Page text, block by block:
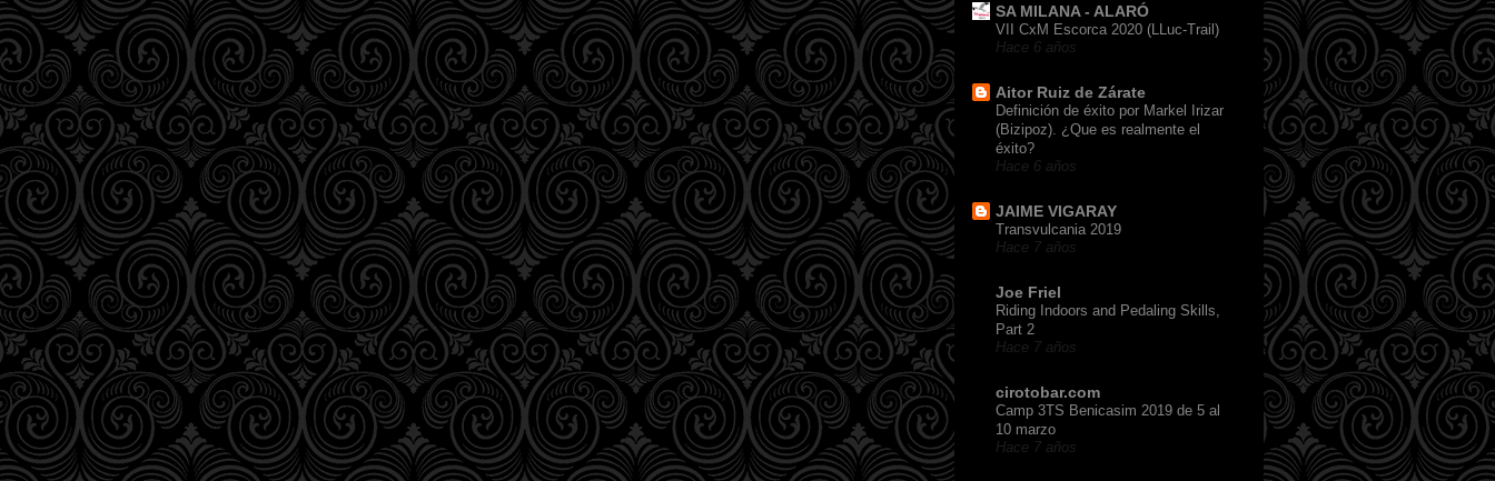
SA MILANA - ALARÓ
VII CxM Escorca 2020 (LLuc-Trail)
Hace 6 años
Aitor Ruiz de Zárate
Definición de éxito por Markel Irizar
(Bizipoz). ¿Que es realmente el
éxito?
Hace 6 años
JAIME VIGARAY
Transvulcania 2019
Hace 7 años
Joe Friel
Riding Indoors and Pedaling Skills,
Part 2
Hace 7 años
cirotobar.com
Camp 3TS Benicasim 2019 de 5 al
10 marzo
Hace 7 años